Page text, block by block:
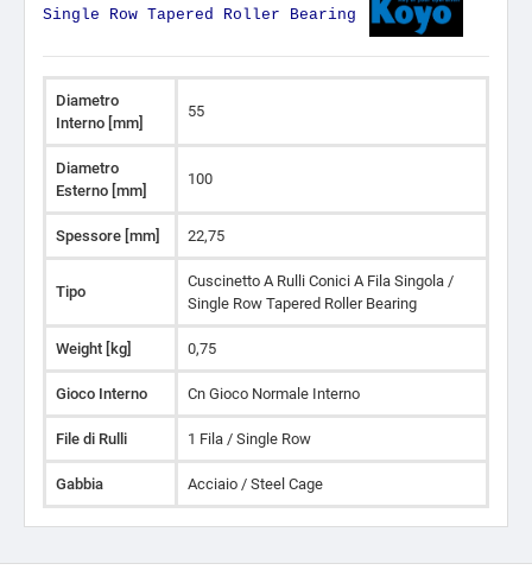
Single Row Tapered Roller Bearing
Diametro
Interno [mm]
55
Diametro
Esterno [mm]
100
Spessore [mm] 22,75
Tipo
Cuscinetto A Rulli Conici A Fila Singola /
Single Row Tapered Roller Bearing
Weight [kg] 0,75
Gioco Interno Cn Gioco Normale Interno
File di Rulli 1 Fila / Single Row
Gabbia Acciaio / Steel Cage